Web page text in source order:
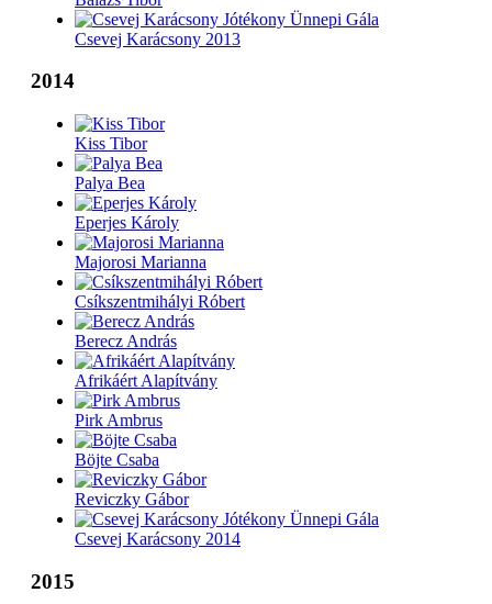
Csevej Karácsony 2013
2014
Kiss Tibor
Palya Bea
Eperjes Károly
Majorosi Marianna
Csíkszentmihályi Róbert
Berecz András
Afrikáért Alapítvány
Pirk Ambrus
Böjte Csaba
Reviczky Gábor
Csevej Karácsony 2014
2015